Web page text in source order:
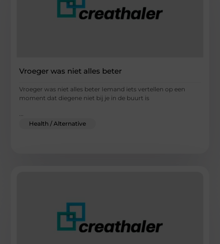
Vroeger was niet alles beter
Vroeger was niet alles beter Iemand iets vertellen op een
moment dat diegene niet bij je in de buurt is
...
Health / Alternative